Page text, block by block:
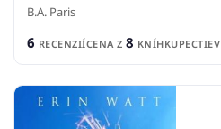
B.A. Paris
6 RECENZIÍCENA Z 8 KNÍHKUPECTIEV